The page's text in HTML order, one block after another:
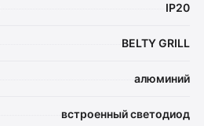
IP20
BELTY GRILL
алюминий
встроенный светодиод